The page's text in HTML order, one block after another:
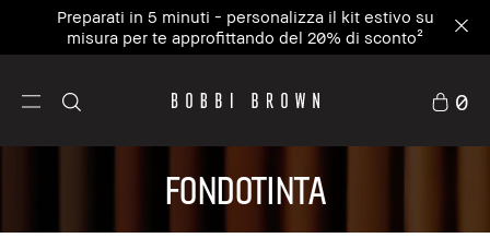
Iscriviti alla newsletter e ottieni il 15% sul tuo
primo ordine con il codice WELCOME15⁴
0
Fondotinta